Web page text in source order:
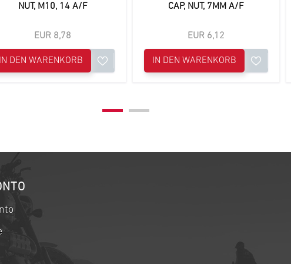
NUT, M10, 14 A/F
EUR 8,78
IN DEN WARENKORB
CAP, NUT, 7MM A/F
EUR 6,12
IN DEN WARENKORB